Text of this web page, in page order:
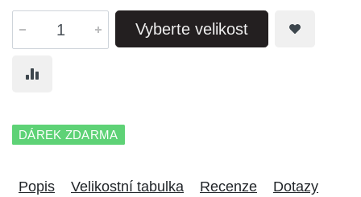
Vyberte velikost
DÁREK ZDARMA
Popis Velikostní tabulka Recenze Dotazy